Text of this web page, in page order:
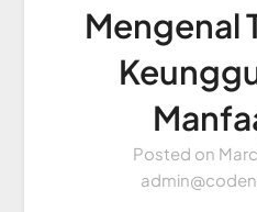
Mengenal
Posted on